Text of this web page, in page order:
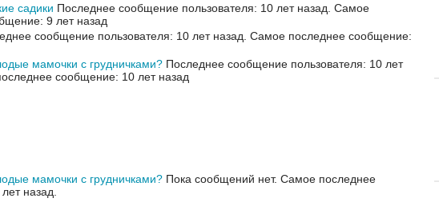
садики Последнее сообщение пользователя: 10 лет назад. Самое
9 лет назад
сообщение пользователя: 10 лет назад. Самое последнее сообщение:
мамочки с грудничками? Последнее сообщение пользователя: 10 лет
сообщение: 10 лет назад
мамочки с грудничками? Пока сообщений нет. Самое последнее
назад.